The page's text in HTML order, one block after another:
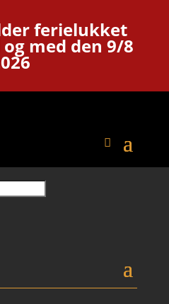
ferielukket
med den 9/8